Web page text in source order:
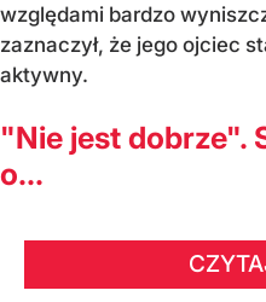
względami bardzo
zaznaczył, że jego ojciec
aktywny.
"Nie jest dobrze".
o...